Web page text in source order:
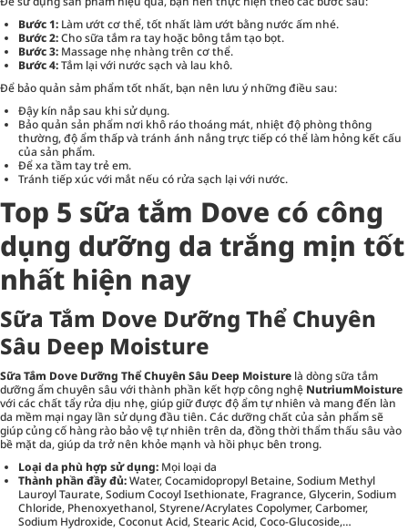
Bước 1: Làm ướt cơ thể, tốt nhất làm ướt bằng nước ấm nhé.
Bước 2:Cho sữa tắm ra tay hoặc bông tắm tạo bọt.
Bước 3: Massage nhẹ nhàng trên cơ thể.
Bước 4:Tắm lại với nước sạch và lau khô.
Để bảo quản sảm phẩm tốt nhất, bạn nên lưu ý những điều sau:
Đậy kín nắp sau khi sử dụng.
Bảo quản sản phẩm nơi khô ráo thoáng mát, nhiệt độ phòng thông
thường, độ ẩm thấp và tránh ánh nắng trực tiếp có thể làm hỏng kết cấu
của sản phẩm.
Để xa tầm tay trẻ em.
Tránh tiếp xúc với mắt nếu có rửa sạch lại với nước.
Top 5 sữa tắm Dove có công
dụng dưỡng da trắng mịn tốt
nhất hiện nay
Sữa Tắm Dove Dưỡng Thể Chuyên
Sâu Deep Moisture
Sữa Tắm Dove Dưỡng Thể Chuyên Sâu Deep Moisture là dòng sữa tắm
dưỡng ẩm chuyên sâu với thành phần kết hợp công nghệ NutriumMoisture
với các chất tẩy rửa dịu nhẹ, giúp giữ được độ ẩm tự nhiên và mang đến làn
da mềm mại ngay lần sử dụng đầu tiên. Các dưỡng chất của sản phẩm sẽ
giúp củng cố hàng rào bảo vệ tự nhiên trên da, đồng thời thẩm thấu sâu vào
bề mặt da, giúp da trở nên khỏe mạnh và hồi phục bên trong.
Loại da phù hợp sử dụng: Mọi loại da
Thành phần đầy đủ:Water, Cocamidopropyl Betaine, Sodium Methyl
Lauroyl Taurate, Sodium Cocoyl Isethionate, Fragrance, Glycerin, Sodium
Chloride, Phenoxyethanol, Styrene/Acrylates Copolymer, Carbomer,
Sodium Hydroxide, Coconut Acid, Stearic Acid, Coco-Glucoside,…